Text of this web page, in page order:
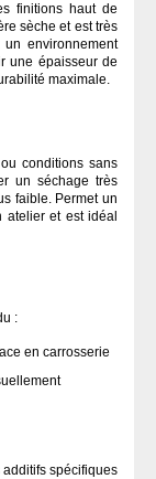
finitions haut de
sèche et est très
environnement
une épaisseur de
maximale.
conditions sans
un séchage très
faible. Permet un
atelier et est idéal
:
en carrosserie
additifs spécifiques